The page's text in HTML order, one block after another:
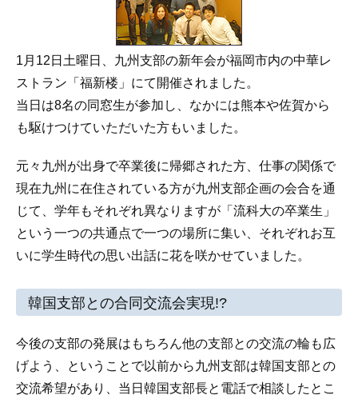
1月12日土曜日、九州支部の新年会が福岡市内の中華レ
ストラン「福新楼」にて開催されました。
当日は8名の同窓生が参加し、なかには熊本や佐賀から
も駆けつけていただいた方もいました。
元々九州が出身で卒業後に帰郷された方、仕事の関係で
現在九州に在住されている方が九州支部企画の会合を通
じて、学年もそれぞれ異なりますが「流科大の卒業生」
という一つの共通点で一つの場所に集い、それぞれお互
いに学生時代の思い出話に花を咲かせていました。
韓国支部との合同交流会実現!?
今後の支部の発展はもちろん他の支部との交流の輪も広
げよう、ということで以前から九州支部は韓国支部との
交流希望があり、当日韓国支部長と電話で相談したとこ